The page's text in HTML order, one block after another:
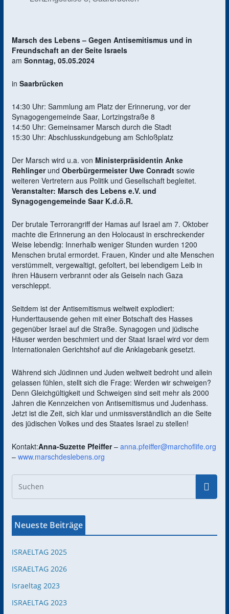
Marsch des Lebens – Gegen Antisemitismus und in
Freundschaft an der Seite Israels
am Sonntag, 05.05.2024
in Saarbrücken
14:30 Uhr: Sammlung am Platz der Erinnerung, vor der
Synagogengemeinde Saar, Lortzingstraße 8
14:50 Uhr: Gemeinsamer Marsch durch die Stadt
15:30 Uhr: Abschlusskundgebung am Schloßplatz
Der Marsch wird u.a. von Ministerpräsidentin Anke
Rehlinger und Oberbürgermeister Uwe Conradtsowie
weiteren Vertretern aus Politik und Gesellschaft begleitet.
Veranstalter: Marsch des Lebens e.V. und
Synagogengemeinde Saar K.d.ö.R.
Der brutale Terrorangriff der Hamas auf Israel am 7. Oktober
machte die Erinnerung an den Holocaust in erschreckender
Weise lebendig: Innerhalb weniger Stunden wurden 1200
Menschen brutal ermordet. Frauen, Kinder und alte Menschen
verstümmelt, vergewaltigt, gefoltert, bei lebendigem Leib in
ihren Häusern verbrannt oder als Geiseln nach Gaza
verschleppt.
Seitdem ist der Antisemitismus weltweit explodiert:
Hunderttausende gehen mit einer Botschaft des Hasses
gegenüber Israel auf die Straße. Synagogen und jüdische
Häuser werden beschmiert und der Staat Israel wird vor dem
Internationalen Gerichtshof auf die Anklagebank gesetzt.
Während sich Jüdinnen und Juden weltweit bedroht und allein
gelassen fühlen, stellt sich die Frage: Werden wir schweigen?
Denn Gleichgültigkeit und Schweigen sind seit mehr als 2000
Jahren die Kennzeichen von Antisemitismus und Judenhass.
Jetzt ist die Zeit, sich klar und unmissverständlich an die Seite
des jüdischen Volkes und des Staates Israel zu stellen!
Kontakt:Anna-Suzette Pfeiffer– anna.pfeiffer@marchoflife.org
– www.marschdeslebens.org
Neueste Beiträge
ISRAELTAG 2025
ISRAELTAG 2026
Israeltag 2023
ISRAELTAG 2023